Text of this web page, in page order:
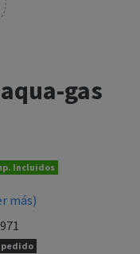
gas
Incluidos
más)
pedido